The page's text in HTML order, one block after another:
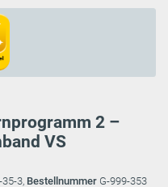
2 –
VS
3, Bestellnummer G-999-353